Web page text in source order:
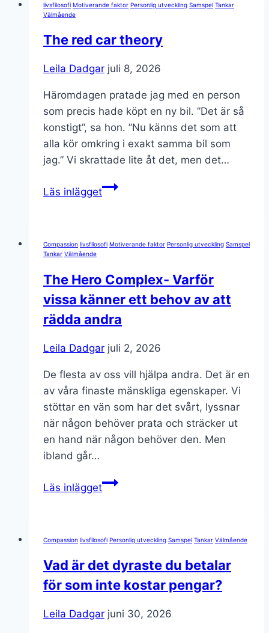
livsfilosofi Motiverande faktor Personlig utveckling Samspel Tankar
Välmående
The red car theory
Leila Dadgar juli 8, 2026
Häromdagen pratade jag med en person
som precis hade köpt en ny bil. ”Det är så
konstigt”, sa hon. ”Nu känns det som att
alla kör omkring i exakt samma bil som
jag.” Vi skrattade lite åt det, men det…
Läs inläggetThe
Compassion livsfilosofi Motiverande faktor Personlig utveckling Samspel
Tankar Välmående
The Hero Complex- Varför
vissa känner ett behov av att
rädda andra
Leila Dadgar juli 2, 2026
De flesta av oss vill hjälpa andra. Det är en
av våra finaste mänskliga egenskaper. Vi
stöttar en vän som har det svårt, lyssnar
när någon behöver prata och sträcker ut
en hand när någon behöver den. Men
ibland går…
Läs inläggetThe
vissa
känner
ett
behov
av
Compassion livsfilosofi Personlig utveckling Samspel Tankar Välmående
Vad är det dyraste du betalar
för som inte kostar pengar?
Leila Dadgar juni 30, 2026